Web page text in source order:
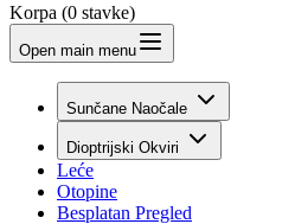
Korpa (0 stavke)
Open main menu
Sunčane Naočale
Dioptrijski Okviri
Leće
Otopine
Besplatan Pregled